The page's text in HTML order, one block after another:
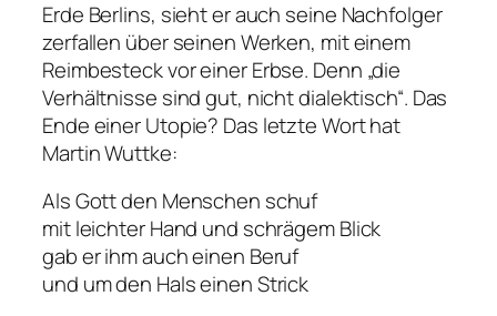
Erde Berlins, sieht er auch seine Nachfolger
zerfallen über seinen Werken, mit einem
Reimbesteck vor einer Erbse. Denn „die
Verhältnisse sind gut, nicht dialektisch“. Das
Ende einer Utopie? Das letzte Wort hat
Martin Wuttke:
Als Gott den Menschen schuf
mit leichter Hand und schrägem Blick
gab er ihm auch einen Beruf
und um den Hals einen Strick